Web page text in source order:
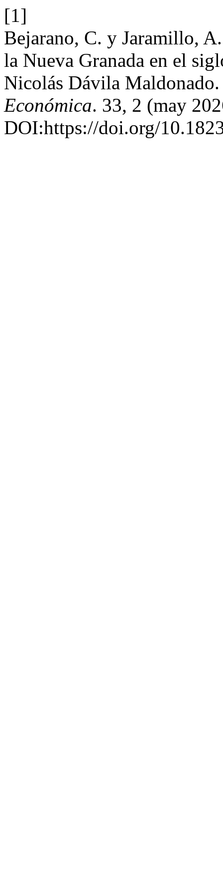
[1]
Bejarano, C. y Jaramillo,
la Nueva Granada en el
Nicolás Dávila
Económica. 33, 2 (may
DOI:https://doi.org/